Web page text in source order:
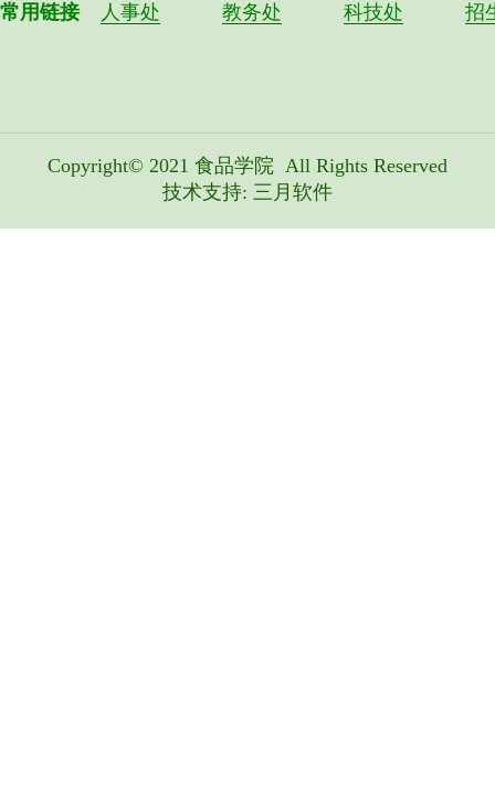
常用链接 人事处 教务处 科技处 招
Copyright© 2021 食品学院 All Rights Reserved
技术支持: 三月软件